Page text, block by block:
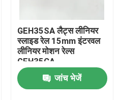
GEH35SA लैट्स लीनियर
स्लाइड रेल 15mm इंटरवल
लीनियर मोशन रेल्स
GEH35CA
जांच भेजें